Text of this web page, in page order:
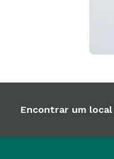
Encontrar um